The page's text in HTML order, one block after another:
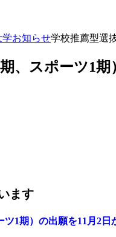
学お知らせ学校推薦型選
、スポーツ1
ます